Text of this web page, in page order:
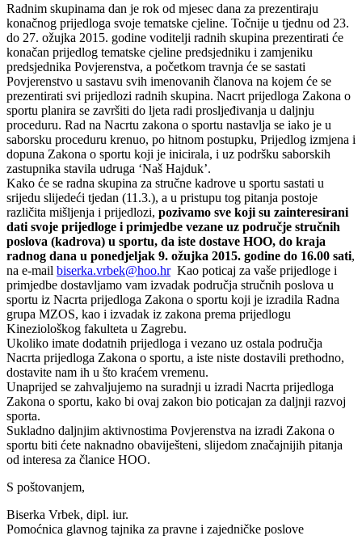
Radnim skupinama dan je rok od mjesec dana za prezentiraju
konačnog prijedloga svoje tematske cjeline. Točnije u tjednu od 23.
do 27. ožujka 2015. godine voditelji radnih skupina prezentirati će
konačan prijedlog tematske cjeline predsjedniku i zamjeniku
predsjednika Povjerenstva, a početkom travnja će se sastati
Povjerenstvo u sastavu svih imenovanih članova na kojem će se
prezentirati svi prijedlozi radnih skupina. Nacrt prijedloga Zakona o
sportu planira se završiti do ljeta radi prosljeđivanja u daljnju
proceduru. Rad na Nacrtu zakona o sportu nastavlja se iako je u
saborsku proceduru krenuo, po hitnom postupku, Prijedlog izmjena i
dopuna Zakona o sportu koji je inicirala, i uz podršku saborskih
zastupnika stavila udruga ‘Naš Hajduk’.
Kako će se radna skupina za stručne kadrove u sportu sastati u
srijedu slijedeći tjedan (11.3.), a u pristupu tog pitanja postoje
različita mišljenja i prijedlozi, pozivamo sve koji su zainteresirani
dati svoje prijedloge i primjedbe vezane uz područje stručnih
poslova (kadrova) u sportu, da iste dostave HOO, do kraja
radnog dana u ponedjeljak 9. ožujka 2015. godine do 16.00 sati,
na e-mail biserka.vrbek@hoo.hrKao poticaj za vaše prijedloge i
primjedbe dostavljamo vam izvadak područja stručnih poslova u
sportu iz Nacrta prijedloga Zakona o sportu koji je izradila Radna
grupa MZOS, kao i izvadak iz zakona prema prijedlogu
Kineziološkog fakulteta u Zagrebu.
Ukoliko imate dodatnih prijedloga i vezano uz ostala područja
Nacrta prijedloga Zakona o sportu, a iste niste dostavili prethodno,
dostavite nam ih u što kraćem vremenu.
Unaprijed se zahvaljujemo na suradnji u izradi Nacrta prijedloga
Zakona o sportu, kako bi ovaj zakon bio poticajan za daljnji razvoj
sporta.
Sukladno daljnjim aktivnostima Povjerenstva na izradi Zakona o
sportu biti ćete naknadno obaviješteni, slijedom značajnijih pitanja
od interesa za članice HOO.
S poštovanjem,
Biserka Vrbek, dipl. iur.
Pomoćnica glavnog tajnika za pravne i zajedničke poslove